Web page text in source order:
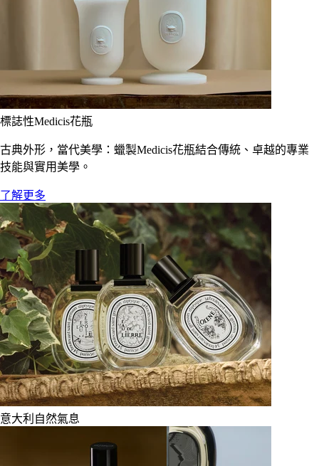
標誌性Medicis花瓶
古典外形，當代美學：蠟製Medicis花瓶結合傳統、卓越的專業
技能與實用美學。
了解更多
意大利自然氣息